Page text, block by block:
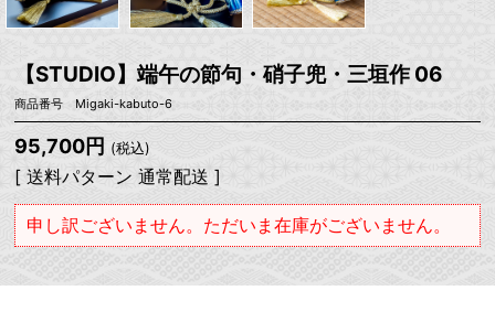
【STUDIO】端午の節句・硝子兜・三垣作 06
商品番号 Migaki-kabuto-6
95,700円 (税込)
[ 送料パターン 通常配送 ]
申し訳ございません。ただいま在庫がございません。